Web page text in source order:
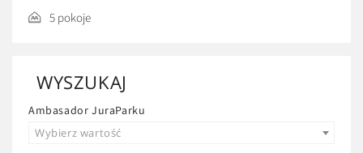
5 pokoje
WYSZUKAJ
Ambasador JuraParku
Wybierz wartość